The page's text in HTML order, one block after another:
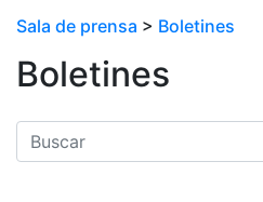
Sala de prensa > Boletines
Boletines